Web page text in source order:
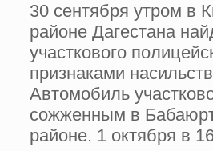
30 сентября утром в
районе Дагестана
участкового
признаками
Автомобиль
сожженным в
районе. 1 октября в